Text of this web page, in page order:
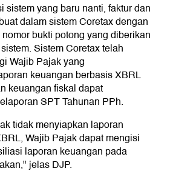
sistem yang baru nanti, faktur dan
dalam sistem Coretax dengan
bukti potong yang diberikan
Sistem Coretax telah
Wajib Pajak yang
keuangan berbasis XBRL
keuangan fiskal dapat
SPT Tahunan PPh.
tidak menyiapkan laporan
Wajib Pajak dapat mengisi
laporan keuangan pada
jelas DJP.